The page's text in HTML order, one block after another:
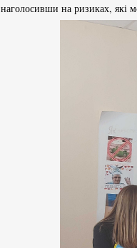
наголосивши на ризиках, які